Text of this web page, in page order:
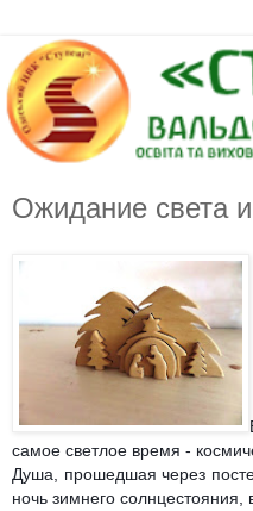
Ожидание света
самое светлое время -
Душа, прошедшая через
ночь зимнего солнцестояния,